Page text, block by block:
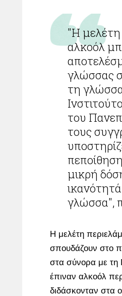
"Η μελέτη μας δείχνει ότι η κατανάλωση
αλκοόλ
γλώσσας
τη
του
τους
μικρή
γλώσσα",
Η μελέτη
σπουδάζουν στο
στα σύνορα με τη
έπιναν αλκοόλ
διδάσκονταν στα